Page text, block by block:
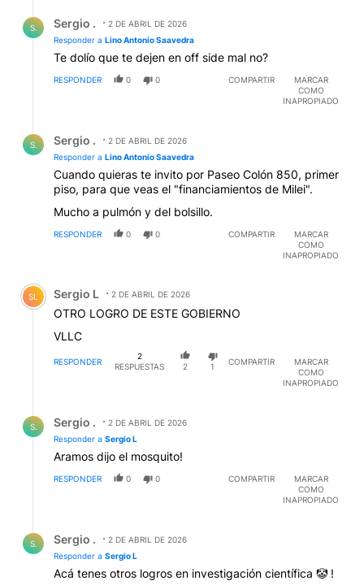
S. Sergio .
2 DE ABRIL DE 2026
Responder a Lino Antonio Saavedra
Te dolío que te dejen en off side mal no?
RESPONDER 0 0 COMPARTIR
MARCAR
COMO
INAPROPIADO
S. Sergio .
2 DE ABRIL DE 2026
Responder a Lino Antonio Saavedra
Cuando quieras te invito por Paseo Colón 850, primer
piso, para que veas el "financiamientos de Milei".
Mucho a pulmón y del bolsillo.
RESPONDER 0 0 COMPARTIR
MARCAR
COMO
INAPROPIADO
Comentario de Sergio L.
SL Sergio L 2 DE ABRIL DE 2026
OTRO LOGRO DE ESTE GOBIERNO
VLLC
RESPONDER
2
RESPUESTAS
2 1
COMPARTIR
MARCAR
COMO
INAPROPIADO
S. Sergio .
2 DE ABRIL DE 2026
Responder a Sergio L
Aramos dijo el mosquito!
RESPONDER 0 0 COMPARTIR
MARCAR
COMO
INAPROPIADO
S. Sergio .
2 DE ABRIL DE 2026
Responder a Sergio L
Acá tenes otros logros en investigación científica 🤡 !